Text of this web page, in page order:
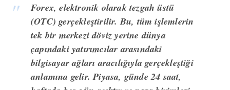
Forex, elektronik olarak tezgah üstü
(OTC) gerçekleştirilir. Bu, tüm işlemlerin
tek bir merkezi döviz yerine dünya
çapındaki yatırımcılar arasındaki
bilgisayar ağları aracılığıyla gerçekleştiği
anlamına gelir. Piyasa, günde 24 saat,